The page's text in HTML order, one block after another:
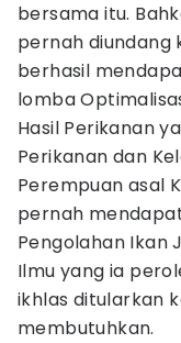
bersama itu.
pernah diundang
berhasil
lomba
Hasil Perikanan
Perikanan dan
Perempuan asal
pernah
Pengolahan Ikan
Ilmu yang ia
ikhlas ditularkan
membutuhkan.